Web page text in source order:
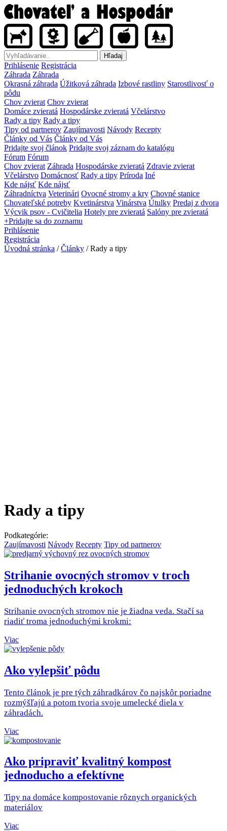
Hľadaj
Prihlásenie Registrácia
Záhrada Záhrada
Okrasná záhrada Úžitková záhrada Izbové rastliny Starostlivosť o
pôdu
Chov zvierat Chov zvierat
Domáce zvieratá Hospodárske zvieratá Včelárstvo
Rady a tipy Rady a tipy
Tipy od partnerov Zaujímavosti Návody Recepty
Články od Vás Články od Vás
Pridajte svoj článok Pridajte svoj záznam do katalógu
Fórum Fórum
Chov zvierat Záhrada Hospodárske zvieratá Zdravie zvierat
Včelárstvo Domácnosť Rady a tipy Príroda Iné
Kde nájsť Kde nájsť
Záhradníctva Veterinári Ovocné stromy a kry Chovné stanice
Chovateľské potreby Kvetinárstva Vinárstva Útulky Predaj z dvora
Výcvik psov - Cvičitelia Hotely pre zvieratá Salóny pre zvieratá
+Pridajte sa do zoznamu
Prihlásenie
Registrácia
Úvodná stránka / Články / Rady a tipy
Rady a tipy
Podkategórie:
Zaujímavosti Návody Recepty Tipy od partnerov
Strihanie ovocných stromov v troch
jednoduchých krokoch
Strihanie ovocných stromov nie je žiadna veda. Stačí sa
riadiť troma jednoduchými krokmi:
Viac
Ako vylepšiť pôdu
Tento článok je pre tých záhradkárov čo najskôr poriadne
rozmýšľajú a potom tvoria svoje umelecké diela v
záhradách.
Viac
Ako pripraviť kvalitný kompost
jednoducho a efektívne
Tipy na domáce kompostovanie rôznych organických
materiálov
Viac